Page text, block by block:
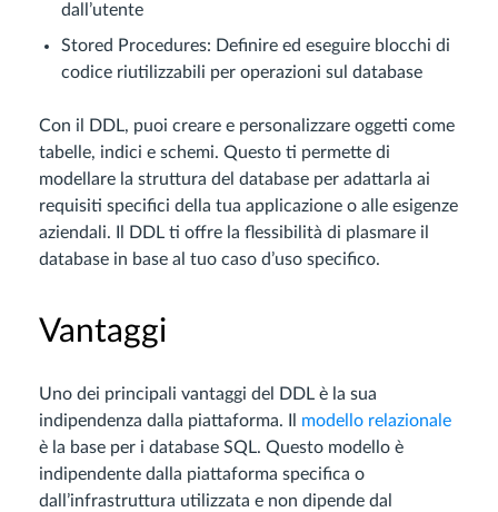
dall’utente
Stored Procedures: Definire ed eseguire blocchi di
codice riutilizzabili per operazioni sul database
Con il DDL, puoi creare e personalizzare oggetti come
tabelle, indici e schemi. Questo ti permette di
modellare la struttura del database per adattarla ai
requisiti specifici della tua applicazione o alle esigenze
aziendali. Il DDL ti offre la flessibilità di plasmare il
database in base al tuo caso d’uso specifico.
Vantaggi
Uno dei principali vantaggi del DDL è la sua
indipendenza dalla piattaforma. Il modello relazionale
è la base per i database SQL. Questo modello è
indipendente dalla piattaforma specifica o
dall’infrastruttura utilizzata e non dipende dal